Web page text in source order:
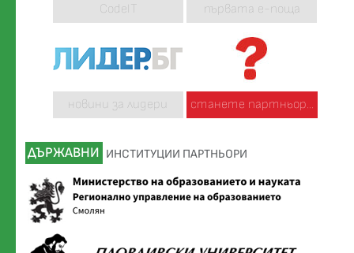
CodeIT първата е-поща
новини за лидери станете партньор...
ДЪРЖАВНИ ИНСТИТУЦИИ ПАРТНЬОРИ